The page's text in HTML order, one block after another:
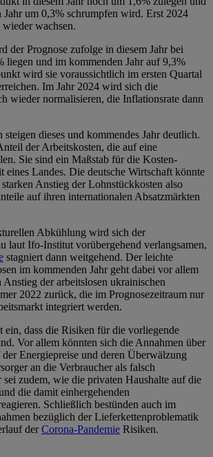
Jahr um 0,3% schrumpfen wird. Erst 2024
wachsen.
der Prognose zufolge in diesem Jahr bei
liegen und im kommenden Jahr auf 9,3%
wird sie voraussichtlich im ersten Quartal
Im Jahr 2024 wird sich die
wieder normalisieren, die Inflationsrate dann
dieses und kommendes Jahr deutlich.
der Arbeitskosten, die auf eine
Sie sind ein Maßstab für die Kosten-
eines Landes. Die deutsche Wirtschaft könnte
Anstieg der Lohnstückkosten also
auf ihren internationalen Absatzmärkten
Abkühlung wird sich der
laut Ifo-Institut vorübergehend verlangsamen,
stagniert dann weitgehend. Der leichte
im kommenden Jahr geht dabei vor allem
Anstieg der arbeitslosen ukrainischen
2022 zurück, die im Prognosezeitraum nur
integriert werden.
ein, dass die Risiken für die vorliegende
Vor allem könnten sich die Annahmen über
Energiepreise und deren Überwälzung
an die Verbraucher als falsch
sei zudem, wie die privaten Haushalte auf die
die damit einhergehenden
Schließlich bestünden auch im
bezüglich der Lieferkettenproblematik
derCorona-Pandemie Risiken.